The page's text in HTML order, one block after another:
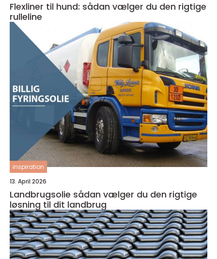
Flexliner til hund: sådan vælger du den rigtige
rulleline
inspiration
13. April 2026
Landbrugsolie sådan vælger du den rigtige
løsning til dit landbrug